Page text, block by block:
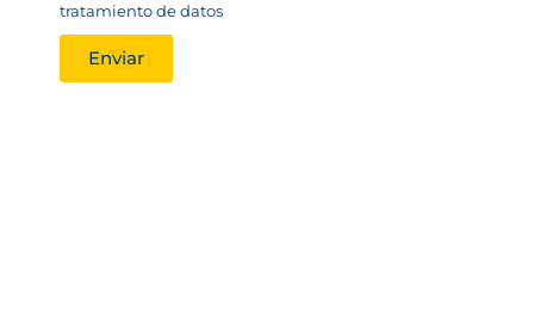
tratamiento de datos
Enviar